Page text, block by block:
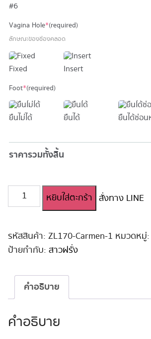
#6
Vagina Hole*(required)
ลักษณะของช่องคลอด
Fixed Insert
Foot*(required)
ยืนไม่ได้ ยืนได้ ยืนได้ซ่อ
ราคารวมทั้งสิ้น
จำนวน
ตุ๊กตา
ลิ
โคน
170cm
หยิบใส่ตะกร้า สั่งทาง LINE
รหัสสินค้า: ZL170-Carmen-1 หมวดหมู่:
ป้ายกำกับ: สาวฝรั่ง
คำอธิบาย
คำอธิบาย